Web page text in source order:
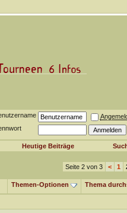
Heutige Beiträge
Seite 2 von 3 < 1
Themen-Optionen Thema